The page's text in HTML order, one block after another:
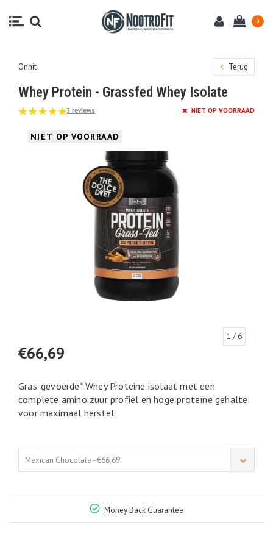
0
Onnit Terug
Whey Protein - Grassfed Whey Isolate
3 reviews NIET OP VOORRAAD
NIET OP VOORRAAD
1 / 6
€66,69
Gras-gevoerde* Whey Proteine isolaat met een
complete amino zuur profiel en hoge proteïne gehalte
voor maximaal herstel.
Mexican Chocolate - €66,69
Money Back Guarantee